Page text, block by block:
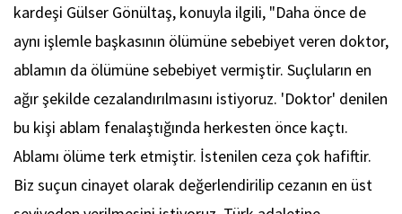
kardeşi Gülser Gönültaş, konuyla ilgili, "Daha önce de
aynı işlemle başkasının ölümüne sebebiyet veren doktor,
ablamın da ölümüne sebebiyet vermiştir. Suçluların en
ağır şekilde cezalandırılmasını istiyoruz. 'Doktor' denilen
bu kişi ablam fenalaştığında herkesten önce kaçtı.
Ablamı ölüme terk etmiştir. İstenilen ceza çok hafiftir.
Biz suçun cinayet olarak değerlendirilip cezanın en üst